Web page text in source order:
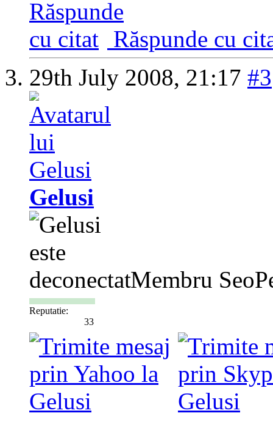
Răspunde cu
29th July 2008, 21:17 #3
Gelusi
Membru
Reputatie:
33